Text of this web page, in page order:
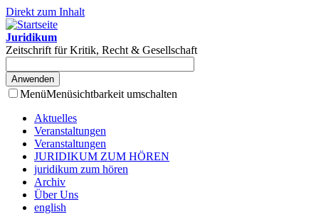
Direkt zum Inhalt
Juridikum
Zeitschrift für Kritik, Recht & Gesellschaft
MenüMenüsichtbarkeit umschalten
Aktuelles
Veranstaltungen
Veranstaltungen
JURIDIKUM ZUM HÖREN
juridikum zum hören
Archiv
Über Uns
english